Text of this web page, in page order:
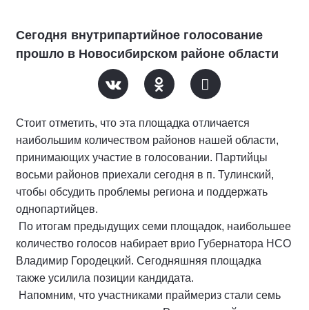
Сегодня внутрипартийное голосование
прошло в Новосибирском районе области
Стоит отметить, что эта площадка отличается
наибольшим количеством районов нашей области,
принимающих участие в голосовании. Партийцы
восьми районов приехали сегодня в п. Тулинский,
чтобы обсудить проблемы региона и поддержать
однопартийцев.
По итогам предыдущих семи площадок, наибольшее
количество голосов набирает врио Губернатора НСО
Владимир Городецкий. Сегодняшняя площадка
также усилила позиции кандидата.
Напомним, что участниками праймериз стали семь